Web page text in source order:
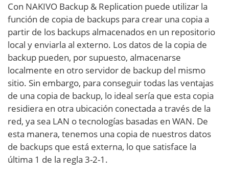
Con NAKIVO Backup & Replication puede utilizar la
función de copia de backups para crear una copia a
partir de los backups almacenados en un repositorio
local y enviarla al externo. Los datos de la copia de
backup pueden, por supuesto, almacenarse
localmente en otro servidor de backup del mismo
sitio. Sin embargo, para conseguir todas las ventajas
de una copia de backup, lo ideal sería que esta copia
residiera en otra ubicación conectada a través de la
red, ya sea LAN o tecnologías basadas en WAN. De
esta manera, tenemos una copia de nuestros datos
de backups que está externa, lo que satisface la
última 1 de la regla 3-2-1.